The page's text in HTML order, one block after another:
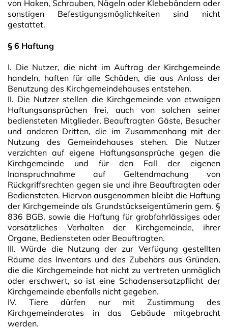
von Haken, Schrauben, Nägeln oder Klebebändern oder
sonstigen Befestigungsmöglichkeiten sind nicht
gestattet.
§ 6 Haftung
I. Die Nutzer, die nicht im Auftrag der Kirchgemeinde
handeln, haften für alle Schäden, die aus Anlass der
Benutzung des Kirchgemeindehauses entstehen.
II. Die Nutzer stellen die Kirchgemeinde von etwaigen
Haftungsansprüchen frei, auch von solchen seiner
bediensteten Mitglieder, Beauftragten Gäste, Besucher
und anderen Dritten, die im Zusammenhang mit der
Nutzung des Gemeindehauses stehen. Die Nutzer
verzichten auf eigene Haftungsansprüche gegen die
Kirchgemeinde und für den Fall der eigenen
Inanspruchnahme auf Geltendmachung von
Rückgriffsrechten gegen sie und ihre Beauftragten oder
Bediensteten. Hiervon ausgenommen bleibt die Haftung
der Kirchgemeinde als Grundstückseigentümerin gem. §
836 BGB, sowie die Haftung für grobfahrlässiges oder
vorsätzliches Verhalten der Kirchgemeinde, ihrer
Organe, Bediensteten oder Beauftragten.
III. Würde die Nutzung der zur Verfügung gestellten
Räume des Inventars und des Zubehörs aus Gründen,
die die Kirchgemeinde hat nicht zu vertreten unmöglich
oder erschwert, so ist eine Schadensersatzpflicht der
Kirchgemeinde ebenfalls nicht gegeben.
IV. Tiere dürfen nur mit Zustimmung des
Kirchgemeinderates in das Gebäude mitgebracht
werden.